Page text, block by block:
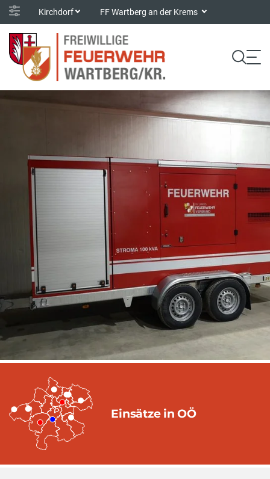
Kirchdorf FF Wartberg an der Krems
Einsätze in OÖ